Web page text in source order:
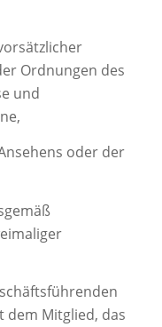
Ordnungen des
und
oder der
dem Mitglied, das